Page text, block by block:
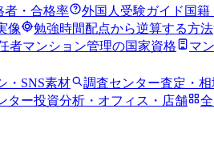
者・合格率 外国人受験ガイド 国籍
像 勉強時間配点から逆算する方法
者マンション管理の国家資格 マ
・SNS素材 調査センター査定・
ター投資分析・オフィス・店舗